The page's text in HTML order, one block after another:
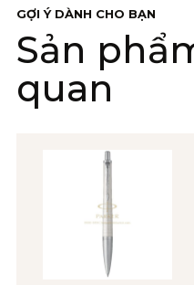
GỢI Ý DÀNH CHO BẠN
Sản
quan